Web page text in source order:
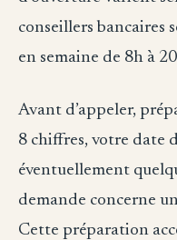
conseillers bancaires
en semaine de 8h à
Avant d’appeler,
8 chiffres, votre date
éventuellement
demande concerne
Cette préparation